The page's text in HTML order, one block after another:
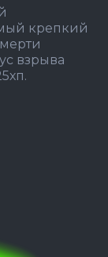
крепкий
взрыва